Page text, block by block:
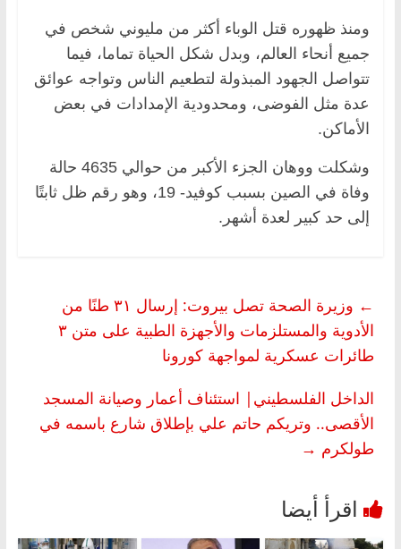
ومنذ ظهوره قتل الوباء أكثر من مليوني شخص في
جميع أنحاء العالم، وبدل شكل الحياة تماما، فيما
تتواصل الجهود المبذولة لتطعيم الناس وتواجه عوائق
عدة مثل الفوضى، ومحدودية الإمدادات في بعض
الأماكن.
وشكلت ووهان الجزء الأكبر من حوالي 4635 حالة
وفاة في الصين بسبب كوفيد- 19، وهو رقم ظل ثابتًا
إلى حد كبير لعدة أشهر.
←
وزيرة الصحة تصل بيروت: إرسال ٣١ طنًا من
الأدوية والمستلزمات والأجهزة الطبية على متن ٣
طائرات عسكرية لمواجهة كورونا
الداخل الفلسطيني| استئناف أعمار وصيانة المسجد
الأقصى.. وتريكم حاتم علي بإطلاق شارع باسمه في
طولكرم →